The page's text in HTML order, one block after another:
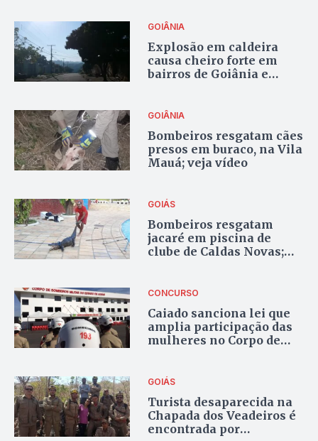
GOIÂNIA
Explosão em caldeira
causa cheiro forte em
bairros de Goiânia e
GOIÂNIA
Bombeiros resgatam cães
presos em buraco, na Vila
Mauá; veja vídeo
GOIÁS
Bombeiros resgatam
jacaré em piscina de
clube de Caldas Novas;
CONCURSO
Caiado sanciona lei que
amplia participação das
mulheres no Corpo de
GOIÁS
Turista desaparecida na
Chapada dos Veadeiros é
encontrada por